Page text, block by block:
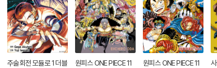
주술회전 모듈로 1 더블
원피스 ONE PIECE 11
원피스 ONE PIECE 11